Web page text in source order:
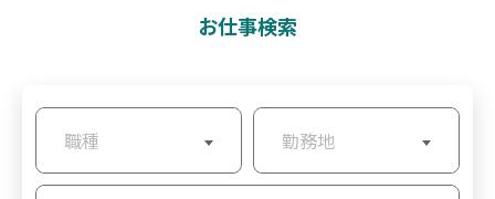
お仕事検索